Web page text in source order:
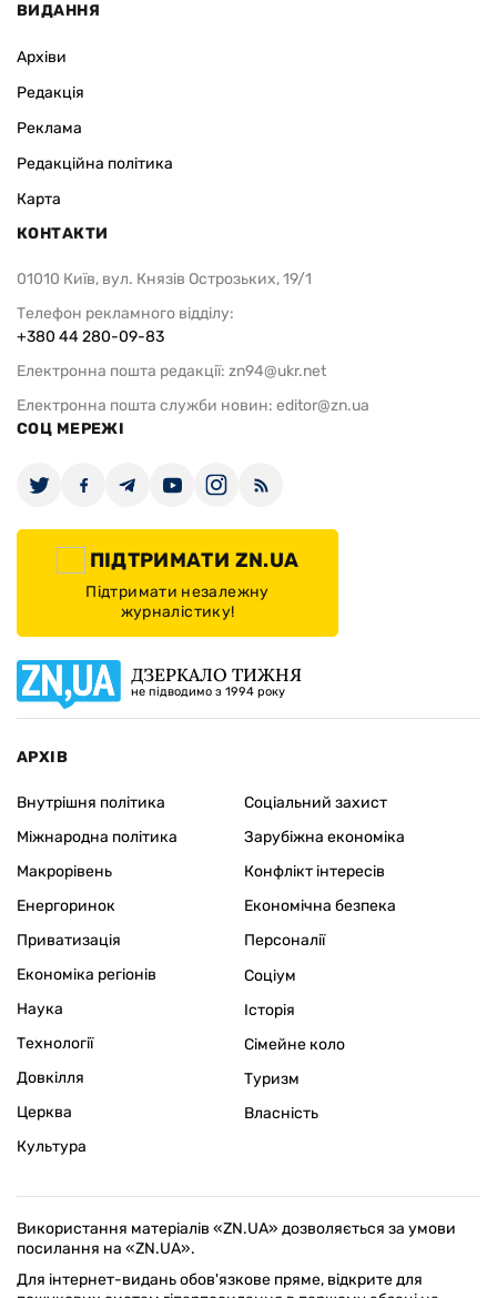
ВИДАННЯ
Архіви
Редакція
Реклама
Редакційна політика
Карта
КОНТАКТИ
01010 Київ, вул. Князів Острозьких, 19/1
Телефон рекламного відділу:
+380 44 280-09-83
Електронна пошта редакції: zn94@ukr.net
Електронна пошта служби новин: editor@zn.ua
СОЦ МЕРЕЖІ
ПІДТРИМАТИ ZN.UA
Підтримати незалежну
журналістику!
ДЗЕРКАЛО ТИЖНЯ
не підводимо з 1994 року
АРХІВ
Внутрішня політика
Міжнародна політика
Макрорівень
Енергоринок
Приватизація
Економіка регіонів
Соціальний захист
Зарубіжна економіка
Конфлікт інтересів
Економічна безпека
Персоналії
Наука
Технології
Довкілля
Церква
Культура
Соціум
Історія
Сімейне коло
Туризм
Власність
Використання матеріалів «ZN.UA» дозволяється за умови
посилання на «ZN.UA».
Для інтернет-видань обов'язкове пряме, відкрите для